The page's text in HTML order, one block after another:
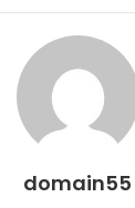
domain55